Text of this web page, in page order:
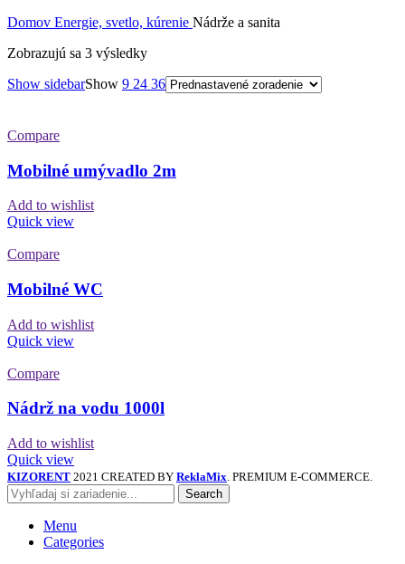
Domov Energie, svetlo, kúrenie Nádrže a sanita
Zobrazujú sa 3 výsledky
Show sidebarShow 9 24 36
Compare
Mobilné umývadlo 2m
Add to wishlist
Quick view
Compare
Mobilné WC
Add to wishlist
Quick view
Compare
Nádrž na vodu 1000l
Add to wishlist
Quick view
KIZORENT 2021 CREATED BY ReklaMix. PREMIUM E-COMMERCE.
Search
Menu
Categories